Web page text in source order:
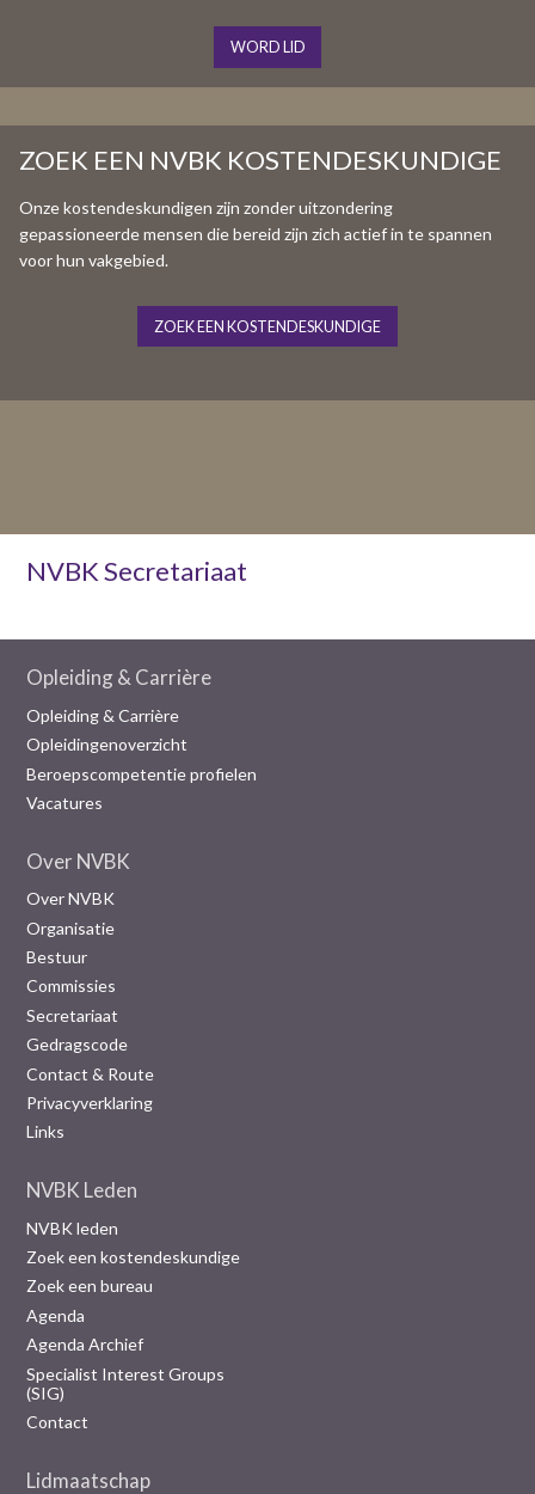
WORD LID
ZOEK EEN NVBK KOSTENDESKUNDIGE
Onze kostendeskundigen zijn zonder uitzondering
gepassioneerde mensen die bereid zijn zich actief in te spannen
voor hun vakgebied.
ZOEK EEN KOSTENDESKUNDIGE
NVBK Secretariaat
Opleiding & Carrière
Opleiding & Carrière
Opleidingenoverzicht
Beroepscompetentie profielen
Vacatures
Over NVBK
Over NVBK
Organisatie
Bestuur
Commissies
Secretariaat
Gedragscode
Contact & Route
Privacyverklaring
Links
NVBK Leden
NVBK leden
Zoek een kostendeskundige
Zoek een bureau
Agenda
Agenda Archief
Specialist Interest Groups
(SIG)
Contact
Lidmaatschap